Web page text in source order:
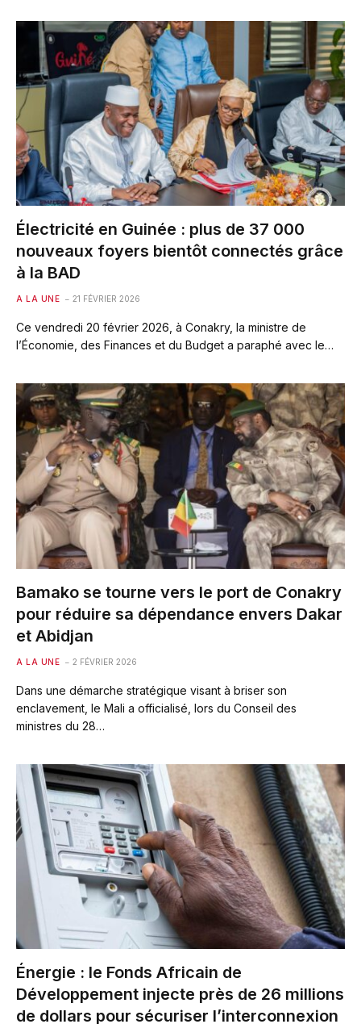
Électricité en Guinée : plus de 37 000
nouveaux foyers bientôt connectés grâce
à la BAD
A LA UNE 21 FÉVRIER 2026
Ce vendredi 20 février 2026, à Conakry, la ministre de
l’Économie, des Finances et du Budget a paraphé avec le…
Bamako se tourne vers le port de Conakry
pour réduire sa dépendance envers Dakar
et Abidjan
A LA UNE 2 FÉVRIER 2026
Dans une démarche stratégique visant à briser son
enclavement, le Mali a officialisé, lors du Conseil des
ministres du 28…
Énergie : le Fonds Africain de
Développement injecte près de 26 millions
de dollars pour sécuriser l’interconnexion